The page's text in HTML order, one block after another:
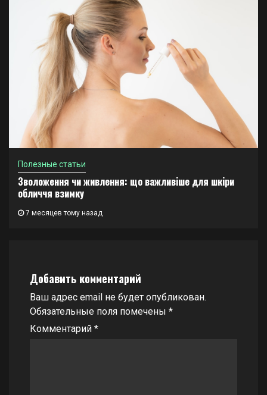
Полезные статьи
Зволоження чи живлення: що важливіше для шкіри
обличчя взимку
7 месяцев тому назад
Добавить комментарий
Ваш адрес email не будет опубликован.
Обязательные поля помечены *
Комментарий *